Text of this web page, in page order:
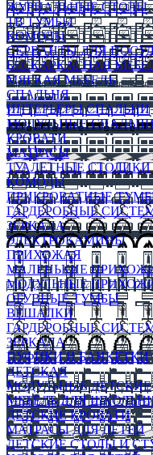
ЖУРНАЛЬНЫЕ СТОЛЫ
ТВ ТУМБЫ
КОМОДЫ
СЕРВАНТЫ ДЛЯ
БЕСКАРКАСНАЯ
МЯГКАЯ МЕБЕЛЬ
СПАЛЬНЯ
ИНТЕРЬЕРЫ СПАЛЬНИ
МОДУЛЬНЫЕ
КРОВАТИ
МАТРАСЫ
ТУАЛЕТНЫЕ СТОЛИКИ
КОМОДЫ
ПРИКРОВАТНЫЕ
ГАРДЕРОБНЫЕ
ЗЕРКАЛА
ЭЛЕКТРОКАМИНЫ
ПРИХОЖАЯ
МАЛЕНЬКИЕ
МОДУЛЬНЫЕ
ОБУВНЫЕ ТУМБЫ
ВЕШАЛКИ
ГАРДЕРОБНЫЕ
ЗЕРКАЛА
ПУФИКИ И БАНКЕТКИ
ДЕТСКАЯ
МОДУЛЬНЫЕ ДЕТСКИЕ
МЕБЕЛЬ ДЛЯ
ДЕТСКИЕ КРОВАТИ
МАТРАСЫ ДЛЯ ДЕТЕЙ
ДЕТСКИЕ СТОЛЫ И